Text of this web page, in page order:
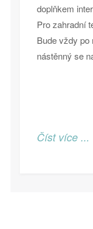
doplňkem
Pro zahradní
Bude vždy po
nástěnný se
Číst více ...